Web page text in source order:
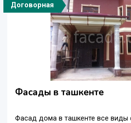
Договорная
Фасады в ташкенте
Фасад дома в ташкенте все виды